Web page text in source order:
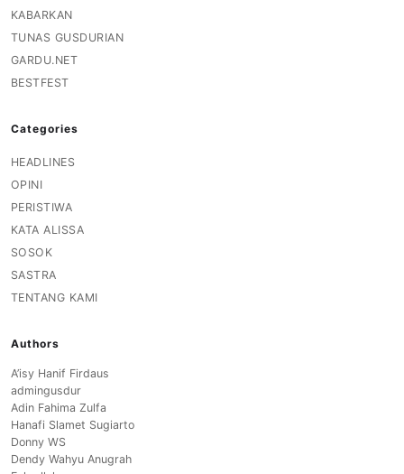
KABARKAN
TUNAS GUSDURIAN
GARDU.NET
BESTFEST
Categories
HEADLINES
OPINI
PERISTIWA
KATA ALISSA
SOSOK
SASTRA
TENTANG KAMI
Authors
A’isy Hanif Firdaus
admingusdur
Adin Fahima Zulfa
Hanafi Slamet Sugiarto
Donny WS
Dendy Wahyu Anugrah